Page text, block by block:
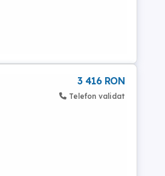
3 416 RON
Telefon validat